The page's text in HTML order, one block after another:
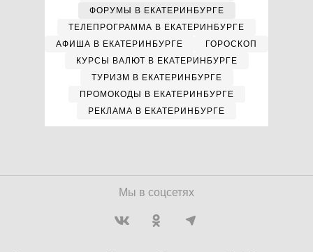
ФОРУМЫ В ЕКАТЕРИНБУРГЕ
ТЕЛЕПРОГРАММА В ЕКАТЕРИНБУРГЕ
АФИША В ЕКАТЕРИНБУРГЕ
ГОРОСКОП
КУРСЫ ВАЛЮТ В ЕКАТЕРИНБУРГЕ
ТУРИЗМ В ЕКАТЕРИНБУРГЕ
ПРОМОКОДЫ В ЕКАТЕРИНБУРГЕ
РЕКЛАМА В ЕКАТЕРИНБУРГЕ
Мы в соцсетях